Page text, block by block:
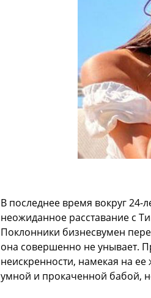
В последнее время вокруг 24-
неожиданное расставание с
Поклонники бизнесвумен
она совершенно не унывает.
неискренности, намекая на
умной и прокаченной бабой,